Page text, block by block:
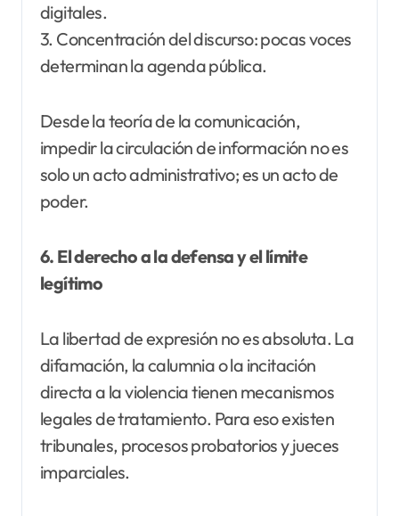
digitales.
3. Concentración del discurso: pocas voces
determinan la agenda pública.
Desde la teoría de la comunicación,
impedir la circulación de información no es
solo un acto administrativo; es un acto de
poder.
6. El derecho a la defensa y el límite
legítimo
La libertad de expresión no es absoluta. La
difamación, la calumnia o la incitación
directa a la violencia tienen mecanismos
legales de tratamiento. Para eso existen
tribunales, procesos probatorios y jueces
imparciales.